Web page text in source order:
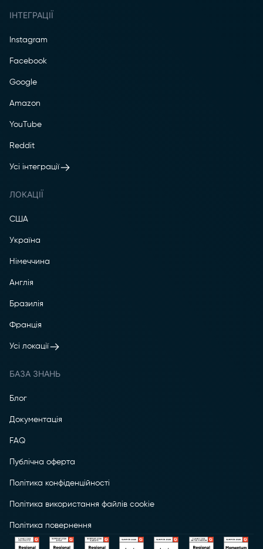
ІНТЕГРАЦІЇ
Instagram
Facebook
Google
Amazon
YouTube
Reddit
Усі інтеграції
ЛОКАЦІЇ
США
Україна
Німеччина
Англія
Бразилія
Франція
Усі локації
БАЗА ЗНАНЬ
Блог
Документація
FAQ
Публічна оферта
Політика конфіденційності
Політика використання файлів cookie
Політика повернення